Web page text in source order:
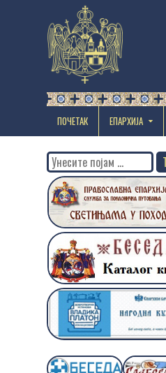
ПОЧЕТАК ЕПАРХИЈА
Search
for: